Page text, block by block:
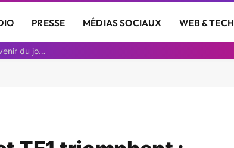
PRESSE MÉDIAS SOCIAUX WEB & TECH
Découvrez comment une animatrice IA révolutionne l’avenir du journalisme